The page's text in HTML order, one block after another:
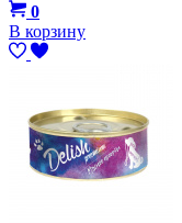
0
В корзину